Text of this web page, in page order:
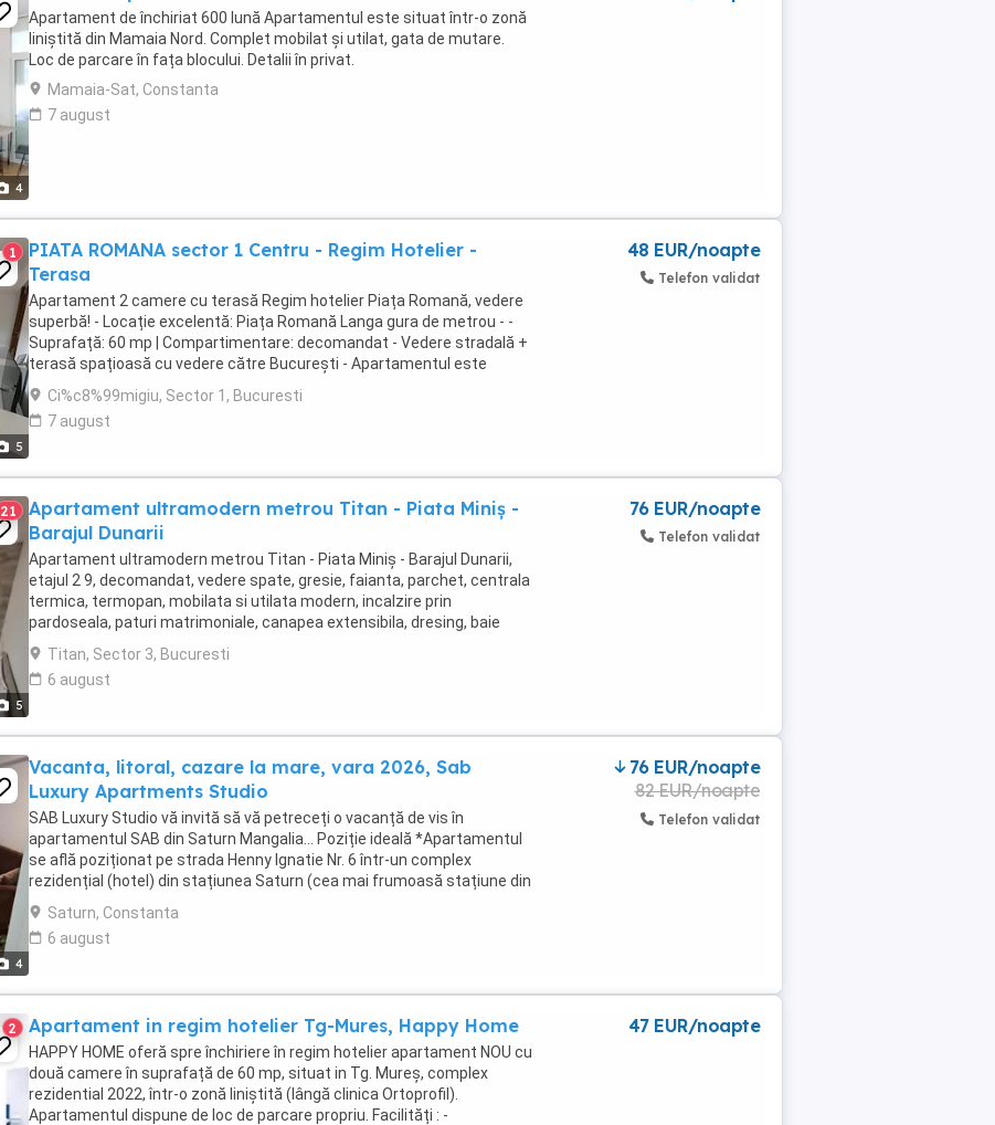
4
Apartament de închiriat 600 lună Apartamentul este situat într-o zonă
liniștită din Mamaia Nord. Complet mobilat și utilat, gata de mutare.
Loc de parcare în fața blocului. Detalii în privat.
Mamaia-Sat, Constanta
7 august
5
1
PIATA ROMANA sector 1 Centru - Regim Hotelier -
Terasa
Apartament 2 camere cu terasă Regim hotelier Piața Romană, vedere
superbă! - Locație excelentă: Piața Romană Langa gura de metrou - -
Suprafață: 60 mp | Compartimentare: decomandat - Vedere stradală +
terasă spațioasă cu vedere către București - Apartamentul este
complet mobilat și utilat, recent ...
Ci%c8%99migiu, Sector 1, Bucuresti
7 august
48 EUR/noapte
Telefon validat
5
21
Apartament ultramodern metrou Titan - Piata Miniș -
Barajul Dunarii
Apartament ultramodern metrou Titan - Piata Miniș - Barajul Dunarii,
etajul 2 9, decomandat, vedere spate, gresie, faianta, parchet, centrala
termica, termopan, mobilata si utilata modern, incalzire prin
pardoseala, paturi matrimoniale, canapea extensibila, dresing, baie
ultramoderna, masina de spalat, ...
Titan, Sector 3, Bucuresti
6 august
76 EUR/noapte
Telefon validat
4
Vacanta, litoral, cazare la mare, vara 2026, Sab
Luxury Apartments Studio
SAB Luxury Studio vă invită să vă petreceți o vacanță de vis în
apartamentul SAB din Saturn Mangalia... Poziție ideală *Apartamentul
se află poziționat pe strada Henny Ignatie Nr. 6 într-un complex
rezidențial (hotel) din stațiunea Saturn (cea mai frumoasă stațiune din
sudul litoralului ...
Saturn, Constanta
6 august
76 EUR/noapte
82 EUR/noapte
Telefon validat
2 Apartament in regim hotelier Tg-Mures, Happy Home
HAPPY HOME oferă spre închiriere în regim hotelier apartament NOU cu
două camere în suprafață de 60 mp, situat in Tg. Mureș, complex
rezidential 2022, într-o zonă liniștită (lângă clinica Ortoprofil).
Apartamentul dispune de loc de parcare propriu. Facilități : -
47 EUR/noapte